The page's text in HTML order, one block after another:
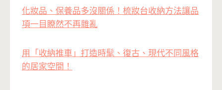
化妝品、保養品多沒關係！梳妝台收納方法讓品
項一目瞭然不再雜亂
用「收納推車」打造時髦、復古、現代不同風格
的居家空間！